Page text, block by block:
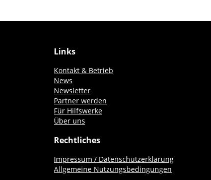
Links
Kontakt & Betrieb
News
Newsletter
Partner werden
Für Hilfswerke
Über uns
Rechtliches
Impressum / Datenschutzerklärung
Allgemeine Nutzungsbedingungen